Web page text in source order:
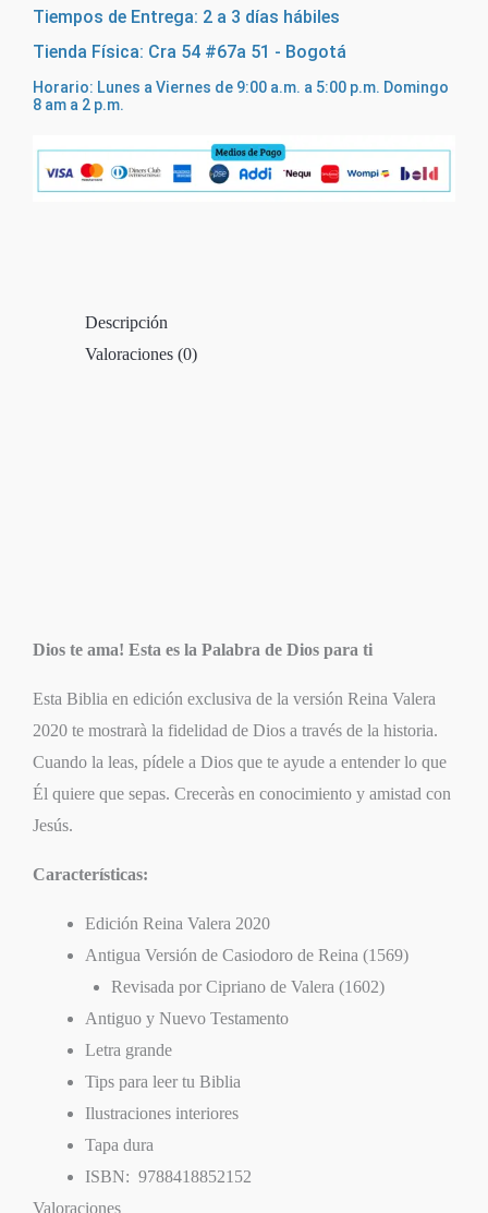
Tiempos de Entrega: 2 a 3 días hábiles
Tienda Física: Cra 54 #67a 51 - Bogotá
Horario: Lunes a Viernes de 9:00 a.m. a 5:00 p.m. Domingo
8 am a 2 p.m.
Descripción
Valoraciones (0)
Dios te ama! Esta es la Palabra de Dios para ti
Esta Biblia en edición exclusiva de la versión Reina Valera
2020 te mostrarà la fidelidad de Dios a través de la historia.
Cuando la leas, pídele a Dios que te ayude a entender lo que
Él quiere que sepas. Creceràs en conocimiento y amistad con
Jesús.
Características:
Edición Reina Valera 2020
Antigua Versión de Casiodoro de Reina (1569)
Revisada por Cipriano de Valera (1602)
Antiguo y Nuevo Testamento
Letra grande
Tips para leer tu Biblia
Ilustraciones interiores
Tapa dura
ISBN: ‎ 9788418852152
Valoraciones